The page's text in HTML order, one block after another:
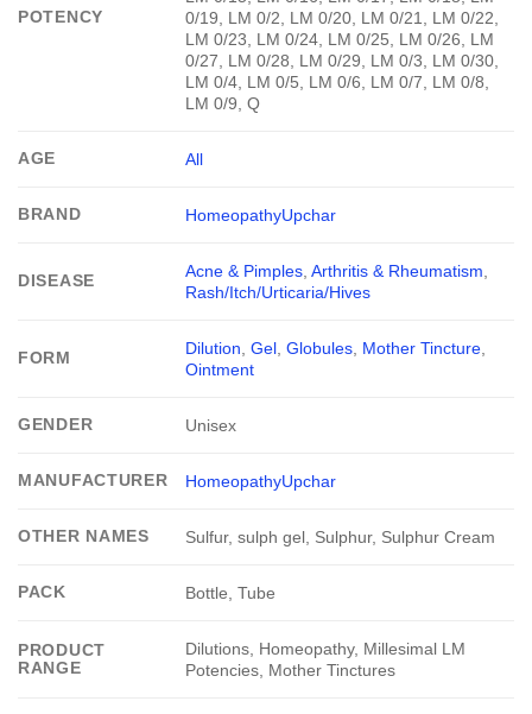
POTENCY
0/19, LM 0/2, LM 0/20, LM 0/21, LM 0/22,
LM 0/23, LM 0/24, LM 0/25, LM 0/26, LM
0/27, LM 0/28, LM 0/29, LM 0/3, LM 0/30,
LM 0/4, LM 0/5, LM 0/6, LM 0/7, LM 0/8,
LM 0/9, Q
AGE All
BRAND HomeopathyUpchar
DISEASE Acne & Pimples ,Arthritis & Rheumatism
Rash/Itch/Urticaria/Hives
FORM Dilution ,Gel ,Globules Mother Tincture
Ointment
GENDER Unisex
MANUFACTURER HomeopathyUpchar
OTHER NAMES Sulfur, sulph gel, Sulphur, Sulphur Cream
PACK Bottle, Tube
PRODUCT
RANGE
Dilutions, Homeopathy, Millesimal LM
Potencies, Mother Tinctures